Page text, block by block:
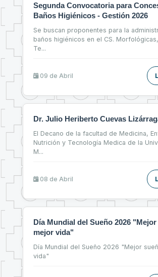
Segunda Convocatoria para
Baños Higiénicos - Gestión 2026
Se buscan proponentes para la
baños higiénicos en el CS.
Te...
09 de Abril
Dr. Julio Heriberto Cuevas
El Decano de la facultad de Medicina,
Nutrición y Tecnología Medica de la
M...
08 de Abril
Día Mundial del Sueño 2026
mejor vida"
Día Mundial del Sueño 2026 "Mejor
vida"